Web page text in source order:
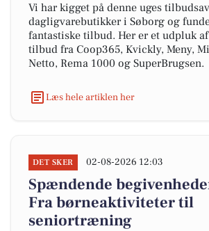
Vi har kigget på denne uges
dagligvarebutikker i Søborg og
fantastiske tilbud. Her er et udpluk
tilbud fra Coop365, Kvickly, Meny,
Netto, Rema 1000 og SuperBrugsen.
Læs hele artiklen her
DET SKER 02-08-2026 12:03
Spændende
Fra børneaktiviteter til
seniortræning